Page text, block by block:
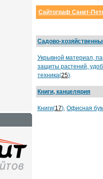
Сайтограф Санкт-
Садово-
Укрывной материал,
защиты растений,
техника(25).
Книги, канцелярия
Книги(17), Офисная